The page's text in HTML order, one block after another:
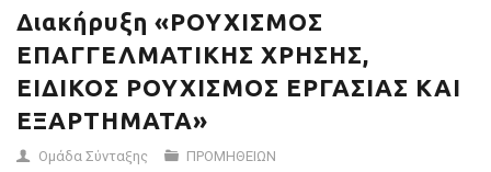
Διακήρυξη «ΡΟΥΧΙΣΜΟΣ
ΕΠΑΓΓΕΛΜΑΤΙΚΗΣ ΧΡΗΣΗΣ,
ΕΙΔΙΚΟΣ ΡΟΥΧΙΣΜΟΣ ΕΡΓΑΣΙΑΣ ΚΑΙ
ΕΞΑΡΤΗΜΑΤΑ»
Ομάδα Σύνταξης ΠΡΟΜΗΘΕΙΩΝ